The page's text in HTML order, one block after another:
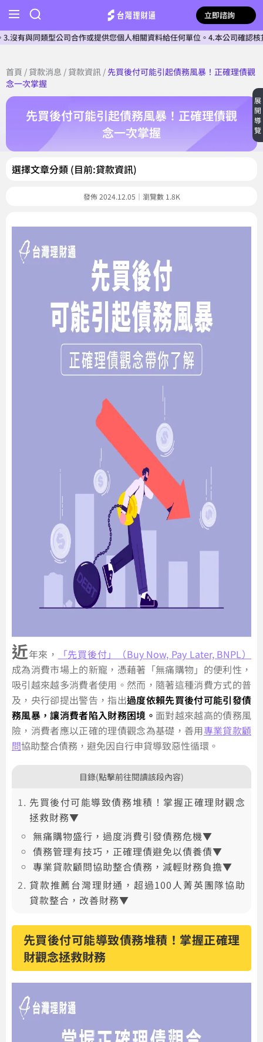
立即諮詢
司合作或提供您個人相關資料給任何單位。4.本公司確認核貸前不會收
首頁 / 貸款消息 / 貸款資訊 /先買後付可能引起債務風暴！正確理債觀
念一次掌握
先買後付可能引起債務風暴！正確理債觀
念一次掌握
選擇文章分類 (目前:貸款資訊)
發佈 2024.12.05｜瀏覽數 1.8K
近年來，
「先買後付」（Buy Now, Pay Later, BNPL）
成為消費市場上的新寵，憑藉著「無痛購物」的便利性，
吸引越來越多消費者使用。然而，隨著這種消費方式的普
及，央行卻提出警告，指出過度依賴先買後付可能引發債
務風暴，讓消費者陷入財務困境。 面對越來越高的債務風
險，消費者應以正確的理債觀念為基礎，善用專業貸款顧
問協助整合債務，避免因自行申貸導致惡性循環。
目錄(點擊前往閱讀該段內容)
先買後付可能導致債務堆積！掌握正確理財觀念
拯救財務▼
無痛購物盛行，過度消費引發債務危機▼
債務管理有技巧，正確理債避免以債養債▼
專業貸款顧問協助整合債務，減輕財務負擔▼
貸款推薦台灣理財通，超過100人菁英團隊協助
貸款整合，改善財務▼
先買後付可能導致債務堆積！掌握正確理
財觀念拯救財務
展
開
導
覽